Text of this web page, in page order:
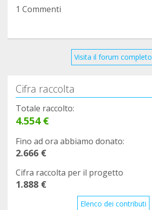
1 Commenti
Visita il forum completo
Cifra raccolta
Totale raccolto:
4.554 €
Fino ad ora abbiamo donato:
2.666 €
Cifra raccolta per il progetto
1.888 €
Elenco dei contributi